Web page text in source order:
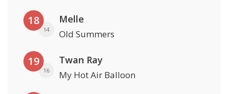
18
14
Melle
Old Summers
19
16
Twan Ray
My Hot Air Balloon